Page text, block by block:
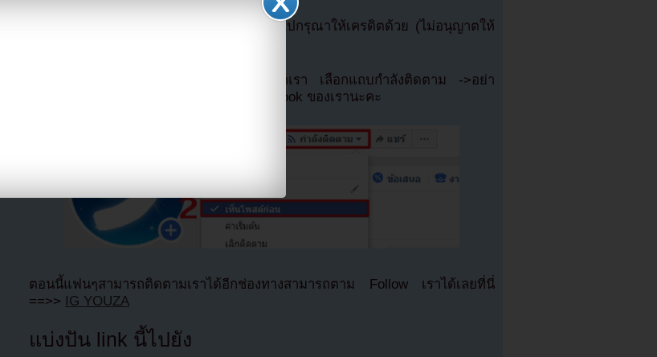
หากนำออกไปกรุณาให้เครดิตด้วย (ไม่อนุญาตให้
หากไม่ต้องการพลาดข่าวสารอย่างรวดเร็วจากเรา เลือกแถบกำลังติดตาม ->อย่า
เลือกเห็นโพสต์ก่อนของเพจ Facebook ของเรานะคะ
ตอนนี้แฟนๆสามารถติดตามเราได้อีกช่องทางสามารถตาม Follow เราได้เลยที่นี่
==>> IG YOUZA
แบ่งปัน link นี้ไปยัง